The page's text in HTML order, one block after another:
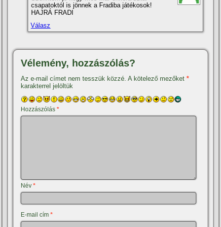
csapatoktól is jönnek a Fradiba játékosok!
HAJRÁ FRADI
Válasz
Vélemény, hozzászólás?
Az e-mail címet nem tesszük közzé. A kötelező mezőket*
karakterrel jelöltük
Hozzászólás*
Név*
E-mail cím*